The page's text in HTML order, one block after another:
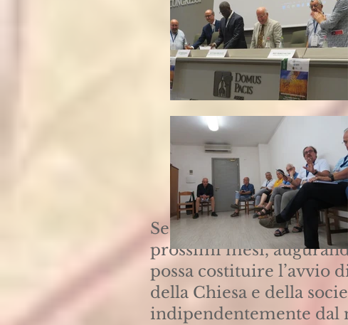
Sette «consegne» su
prossimi mesi,
possa costituire l’avvio
della Chiesa e della
indipendentemente dal